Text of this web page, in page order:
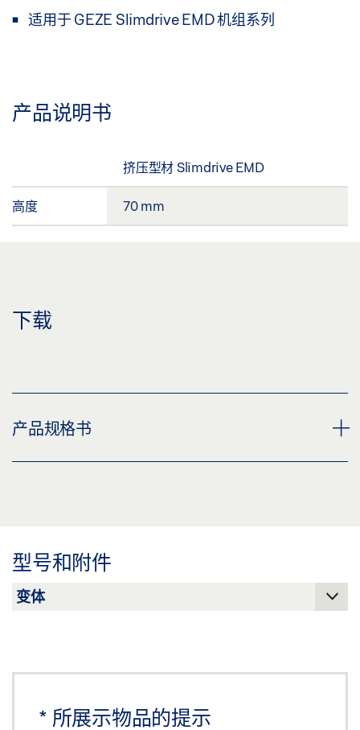
适用于 GEZE Slimdrive EMD 机组系列
产品说明书
挤压型材 Slimdrive EMD
高度 70 mm
下载
产品规格书
型号和附件
* 所展示物品的提示